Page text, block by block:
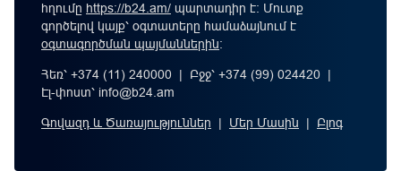
հղումը https://b24.am/ պարտադիր է: Մուտք
գործելով կայք՝ օգտատերը համաձայնում է
օգտագործման պայմաններին։
Հեռ՝ +374 (11) 240000 | Բջջ՝ +374 (99) 024420 |
Էլ-փոստ՝ info@b24.am
Գովազդ և Ծառայություններ | Մեր Մասին | Բլոգ